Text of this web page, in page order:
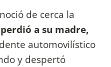
de cerca la
a su madre,
automovilístico
y despertó